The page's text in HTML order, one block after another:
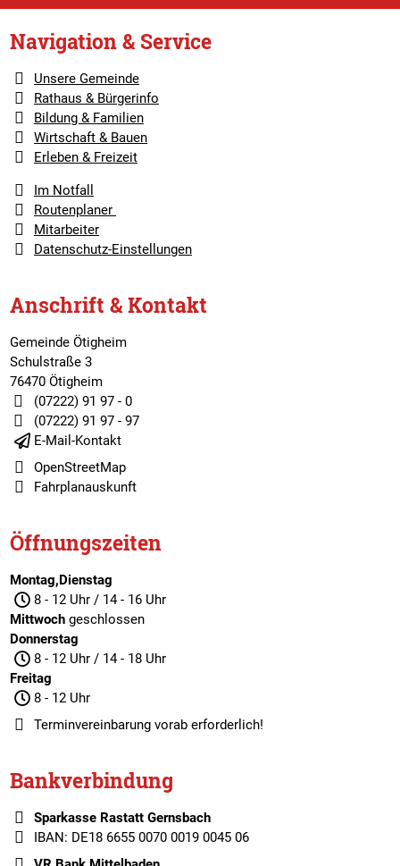
Navigation & Service
Unsere Gemeinde
Rathaus & Bürgerinfo
Bildung & Familien
Wirtschaft & Bauen
Erleben & Freizeit
Im Notfall
Routenplaner
Mitarbeiter
Datenschutz-Einstellungen
Anschrift & Kontakt
Gemeinde Ötigheim
Schulstraße 3
76470 Ötigheim
(07222) 91 97 - 0
(07222) 91 97 - 97
E-Mail-Kontakt
OpenStreetMap
Fahrplanauskunft
Öffnungszeiten
Montag,Dienstag
8 - 12 Uhr / 14 - 16 Uhr
Mittwochgeschlossen
Donnerstag
8 - 12 Uhr / 14 - 18 Uhr
Freitag
8 - 12 Uhr
Terminvereinbarungvorab erforderlich!
Bankverbindung
Sparkasse Rastatt Gernsbach
IBAN: DE18 6655 0070 0019 0045 06